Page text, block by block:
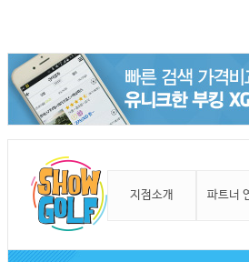
지점소개 파트너